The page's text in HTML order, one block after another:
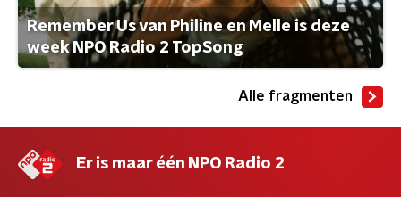
Remember Us van Philine en Melle is deze
week NPO Radio 2 TopSong
Alle fragmenten
Er is maar één NPO Radio 2